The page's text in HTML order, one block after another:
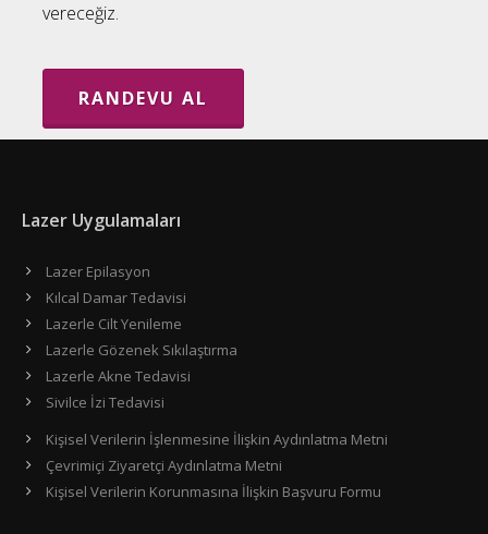
vereceğiz.
RANDEVU AL
Lazer Uygulamaları
Lazer Epilasyon
Kılcal Damar Tedavisi
Lazerle Cilt Yenileme
Lazerle Gözenek Sıkılaştırma
Lazerle Akne Tedavisi
Sivilce İzi Tedavisi
Kişisel Verilerin İşlenmesine İlişkin Aydınlatma Metni
Çevrimiçi Ziyaretçi Aydınlatma Metni
Kişisel Verilerin Korunmasına İlişkin Başvuru Formu